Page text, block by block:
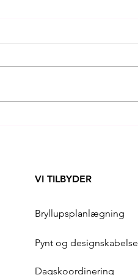
VI TILBYDER
Bryllupsplanlægning
Pynt og designskabelse
Dagskoordinering